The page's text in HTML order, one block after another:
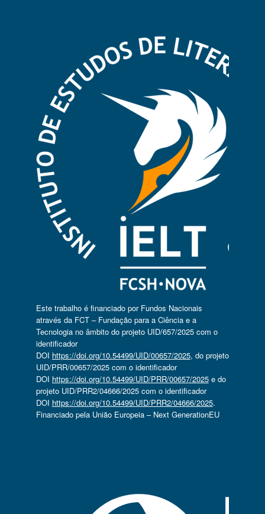
Este trabalho é financiado por Fundos Nacionais
através da FCT – Fundação para a Ciência e a
Tecnologia no âmbito do projeto UID/657/2025 com o
identificador
DOI https://doi.org/10.54499/UID/00657/2025, do projeto
UID/PRR/00657/2025 com o identificador
DOI https://doi.org/10.54499/UID/PRR/00657/2025e do
projeto UID/PRR2/04666/2025 com o identificador
DOI https://doi.org/10.54499/UID/PRR2/04666/2025.
Financiado pela União Europeia – Next GenerationEU